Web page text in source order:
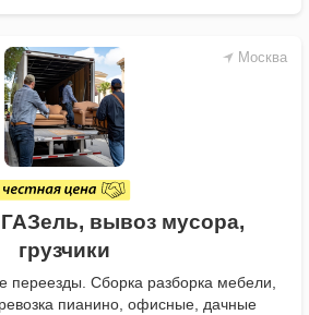
Москва
вывоз мусора,
грузчики
переезды. Сборка разборка мебели,
пианино, офисные, дачные